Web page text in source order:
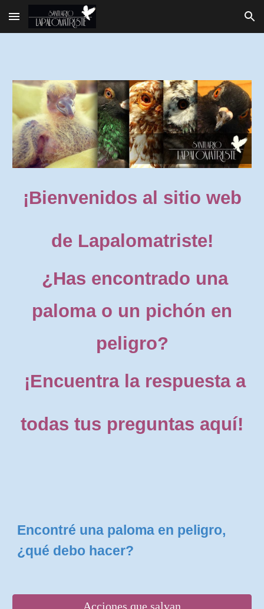
Skip to main content Skip to navigation
¡Bienvenidos al sitio web
de Lapalomatriste!
¿Has encontrado una
paloma o un pichón en
peligro?
¡Encuentra la respuesta a
todas tus preguntas aquí!
Encontré una paloma en peligro,
¿qué debo hacer?
Acciones que salvan